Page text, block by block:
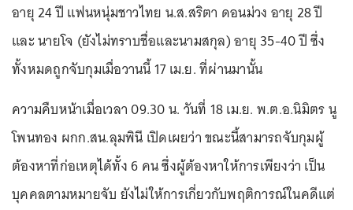
อายุ 24 ปี แฟนหนุ่มชาวไทย น.ส.สริตา ดอนม่วง อายุ 28 ปี
และ นายโจ (ยังไม่ทราบชื่อและนามสกุล) อายุ 35-40 ปี ซึ่ง
ทั้งหมดถูกจับกุมเมื่อวานนี้ 17 เม.ย. ที่ผ่านมานั้น
ความคืบหน้าเมื่อเวลา 09.30 น. วันที่ 18 เม.ย. พ.ต.อ.นิมิตร นู
โพนทอง ผกก.สน.ลุมพินี เปิดเผยว่า ขณะนี้สามารถจับกุมผู้
ต้องหาที่ก่อเหตุได้ทั้ง 6 คน ซึ่งผู้ต้องหาให้การเพียงว่า เป็น
บุคคลตามหมายจับ ยังไม่ให้การเกี่ยวกับพฤติการณ์ในคดีแต่